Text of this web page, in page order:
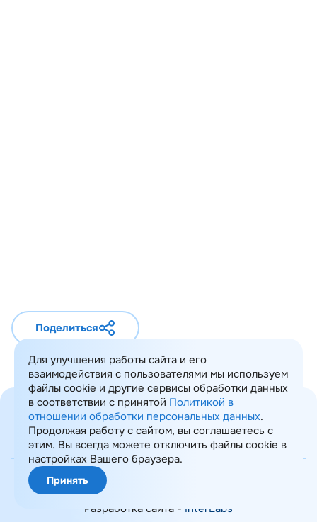
Поделиться
Для улучшения работы сайта и его
взаимодействия с пользователями мы используем
файлы cookie и другие сервисы обработки данных
в соответствии с принятой Политикой в
отношении обработки персональных данных.
Продолжая работу с сайтом, вы соглашаетесь с
этим. Вы всегда можете отключить файлы cookie в
настройках Вашего браузера.
Принять
Карта сайта
© 2008-2026 ИТ Консалтинг
Политика обработки ПДн
Разработка сайта - InterLabs